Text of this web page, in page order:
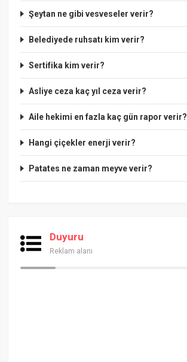
Şeytan ne gibi vesveseler verir?
Belediyede ruhsatı kim verir?
Sertifika kim verir?
Asliye ceza kaç yıl ceza verir?
Aile hekimi en fazla kaç gün rapor verir?
Hangi çiçekler enerji verir?
Patates ne zaman meyve verir?
Duyuru
Reklam alanı